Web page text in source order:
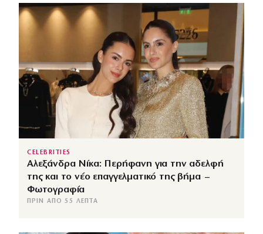
CELEBRITIES
Αλεξάνδρα Νίκα: Περήφανη για την αδελφή
της και το νέο επαγγελματικό της βήμα –
Φωτογραφία
ΠΡΙΝ ΑΠΌ 55 ΛΕΠΤΆ